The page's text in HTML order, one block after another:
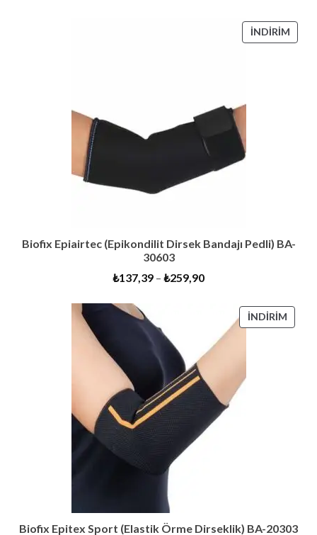
₺149,90.
İNDIRIM
ÜRÜN
Biofix Epiairtec (Epikondilit Dirsek Bandajı Pedli) BA-
30603
₺137,39 – ₺259,90
İNDIRIM
ÜRÜN
Biofix Epitex Sport (Elastik Örme Dirseklik) BA-20303